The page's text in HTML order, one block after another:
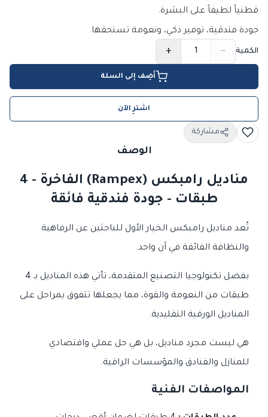
قطنياً لطيفاً على البشرة.
جودة فندقية، توفير ذكي، ونعومة تستحقها.
الكمية −
+
أضِف إلى السلة
اشترِ الآن
مشاركة
الوصف
مناديل رامبكس (Rampex) الفاخرة - 4
طبقات - جودة فندقية فائقة
تُعد مناديل رامبكس الخيار الأول للباحثين عن الرفاهية
والنظافة الفائقة في آن واحد.
بفضل تكنولوجيا التصنيع المتقدمة، تأتي هذه المناديل بـ 4
طبقات من النعومة والقوة، مما يجعلها تتفوق بمراحل على
المناديل الورقية التقليدية.
هي ليست مجرد مناديل، بل هي حل عملي واقتصادي
للمنازل والفنادق والمؤسسات الراقية.
المواصفات الفنية